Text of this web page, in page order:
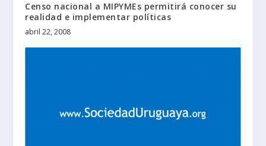
Censo nacional a MIPYMEs permitirá conocer su
realidad e implementar políticas
abril 22, 2008